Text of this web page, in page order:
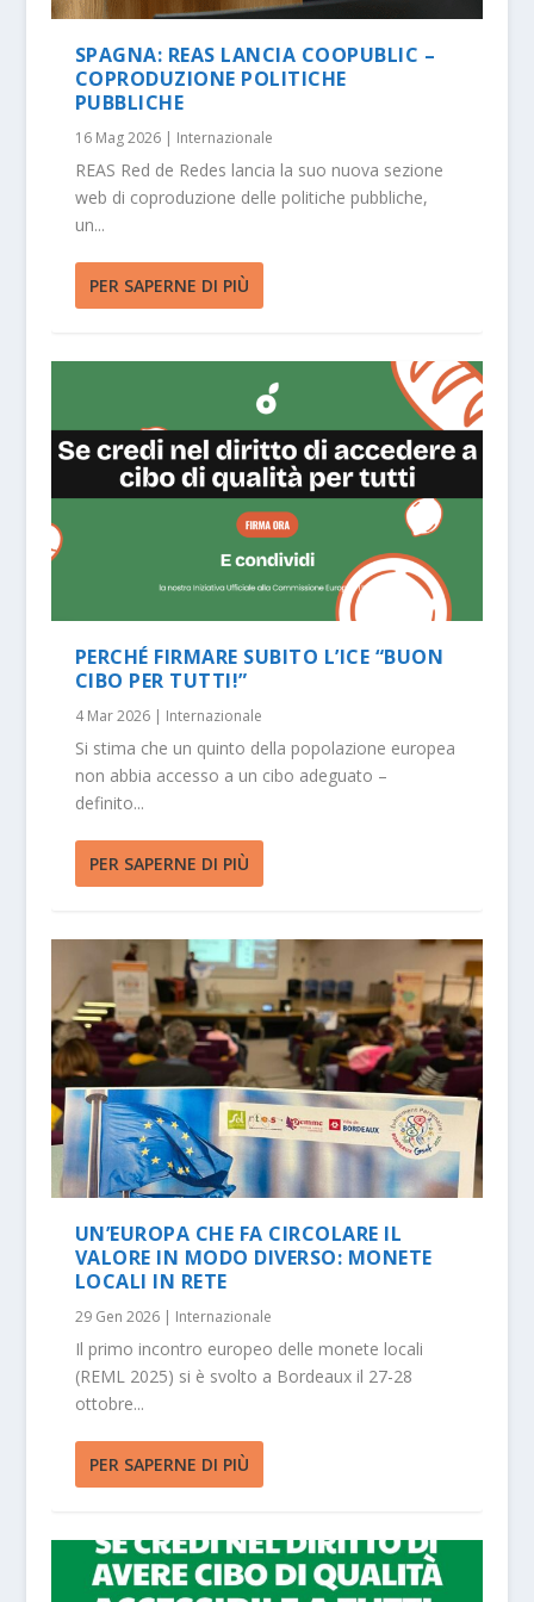
SPAGNA: REAS LANCIA COOPUBLIC –
COPRODUZIONE POLITICHE
PUBBLICHE
16 Mag 2026| Internazionale
REAS Red de Redes lancia la suo nuova sezione
web di coproduzione delle politiche pubbliche,
un...
PER SAPERNE DI PIÙ
PERCHÉ FIRMARE SUBITO L’ICE “BUON
CIBO PER TUTTI!”
4 Mar 2026| Internazionale
Si stima che un quinto della popolazione europea
non abbia accesso a un cibo adeguato –
definito...
PER SAPERNE DI PIÙ
UN’EUROPA CHE FA CIRCOLARE IL
VALORE IN MODO DIVERSO: MONETE
LOCALI IN RETE
29 Gen 2026| Internazionale
Il primo incontro europeo delle monete locali
(REML 2025) si è svolto a Bordeaux il 27-28
ottobre...
PER SAPERNE DI PIÙ